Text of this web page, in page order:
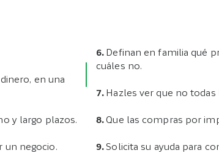
en una
y largo plazos.
un negocio.
6. Definan en familia qué
cuáles no.
7. Hazles ver que no
8.Que las compras por
9.Solicita su ayuda para